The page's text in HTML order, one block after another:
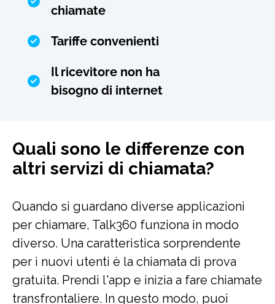
chiamate
Tariffe convenienti
Il ricevitore non ha
bisogno di internet
Quali sono le differenze con
altri servizi di chiamata?
Quando si guardano diverse applicazioni
per chiamare, Talk360 funziona in modo
diverso. Una caratteristica sorprendente
per i nuovi utenti è la chiamata di prova
gratuita. Prendi l'app e inizia a fare chiamate
transfrontaliere. In questo modo, puoi